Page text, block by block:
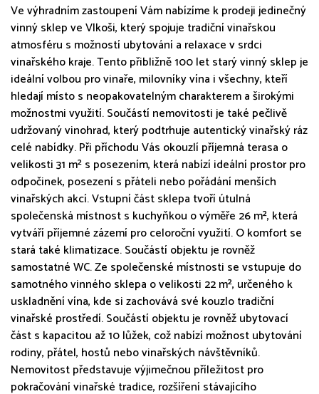
Ve výhradním zastoupení Vám nabízíme k prodeji jedinečný
vinný sklep ve Vlkoši, který spojuje tradiční vinařskou
atmosféru s možností ubytování a relaxace v srdci
vinařského kraje. Tento přibližně 100 let starý vinný sklep je
ideální volbou pro vinaře, milovníky vína i všechny, kteří
hledají místo s neopakovatelným charakterem a širokými
možnostmi využití. Součástí nemovitosti je také pečlivě
udržovaný vinohrad, který podtrhuje autentický vinařský ráz
celé nabídky. Při příchodu Vás okouzlí příjemná terasa o
velikosti 31 m² s posezením, která nabízí ideální prostor pro
odpočinek, posezení s přáteli nebo pořádání menších
vinařských akcí. Vstupní část sklepa tvoří útulná
společenská místnost s kuchyňkou o výměře 26 m², která
vytváří příjemné zázemí pro celoroční využití. O komfort se
stará také klimatizace. Součástí objektu je rovněž
samostatné WC. Ze společenské místnosti se vstupuje do
samotného vinného sklepa o velikosti 22 m², určeného k
uskladnění vína, kde si zachovává své kouzlo tradiční
vinařské prostředí. Součástí objektu je rovněž ubytovací
část s kapacitou až 10 lůžek, což nabízí možnost ubytování
rodiny, přátel, hostů nebo vinařských návštěvníků.
Nemovitost představuje výjimečnou příležitost pro
pokračování vinařské tradice, rozšíření stávajícího